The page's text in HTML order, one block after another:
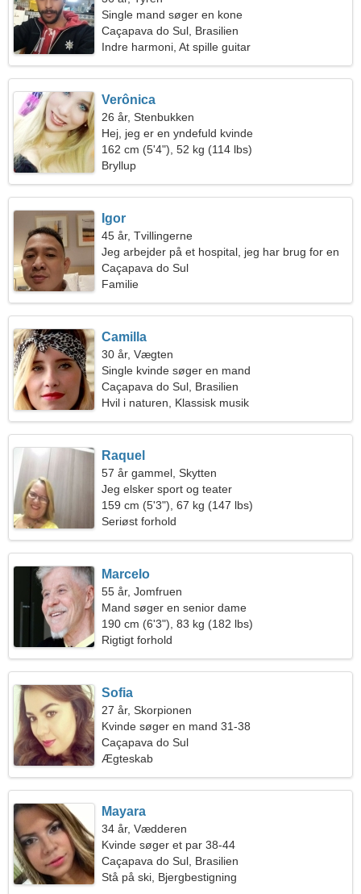
Single mand søger en kone
Caçapava do Sul, Brasilien
Indre harmoni, At spille guitar
Verônica
26 år, Stenbukken
Hej, jeg er en yndefuld kvinde
162 cm (5'4"), 52 kg (114 lbs)
Bryllup
Igor
45 år, Tvillingerne
Jeg arbejder på et hospital, jeg har brug for en
venlig kvinde
Caçapava do Sul
Familie
Camilla
30 år, Vægten
Single kvinde søger en mand
Caçapava do Sul, Brasilien
Hvil i naturen, Klassisk musik
Raquel
57 år gammel, Skytten
Jeg elsker sport og teater
159 cm (5'3"), 67 kg (147 lbs)
Seriøst forhold
Marcelo
55 år, Jomfruen
Mand søger en senior dame
190 cm (6'3"), 83 kg (182 lbs)
Rigtigt forhold
Sofia
27 år, Skorpionen
Kvinde søger en mand 31-38
Caçapava do Sul
Ægteskab
Mayara
34 år, Vædderen
Kvinde søger et par 38-44
Caçapava do Sul, Brasilien
Stå på ski, Bjergbestigning